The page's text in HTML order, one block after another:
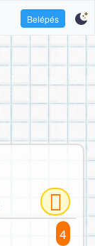
Belépés
4